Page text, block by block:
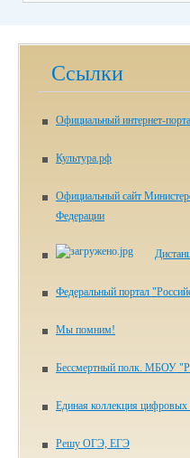
Ссылки
Официальный интернет-
Культура.рф
Официальный сайт
Федерации
Федеральный портал
Мы помним!
Бессмертный полк. МБОУ
Единая коллекция цифровых
Решу ОГЭ, ЕГЭ